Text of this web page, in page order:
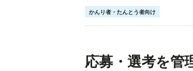
かんり者・たんとう者向け
応募・選考を管